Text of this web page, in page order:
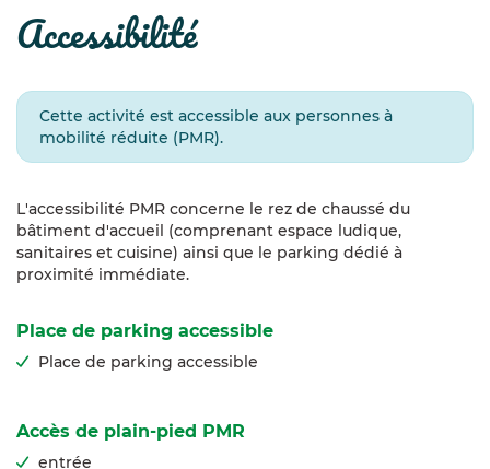
accessibilité
Cette activité est accessible aux personnes à
mobilité réduite (PMR).
L'accessibilité PMR concerne le rez de chaussé du
bâtiment d'accueil (comprenant espace ludique,
sanitaires et cuisine) ainsi que le parking dédié à
proximité immédiate.
Place de parking accessible
Place de parking accessible
Accès de plain-pied PMR
entrée